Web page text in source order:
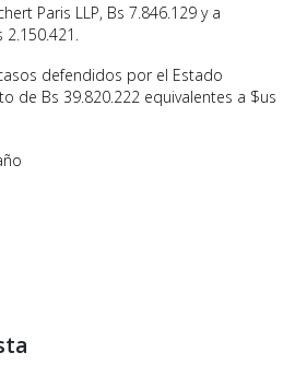
Paris LLP, Bs 7.846.129 y a
defendidos por el Estado
de Bs 39.820.222 equivalentes a $us